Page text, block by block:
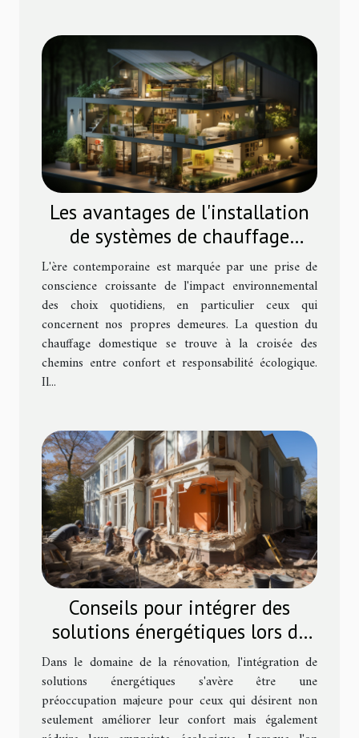
Les avantages de l'installation
de systèmes de chauffage
écologiques dans les
habitations modernes
L'ère contemporaine est marquée par une prise de
conscience croissante de l'impact environnemental
des choix quotidiens, en particulier ceux qui
concernent nos propres demeures. La question du
chauffage domestique se trouve à la croisée des
chemins entre confort et responsabilité écologique.
Il...
Conseils pour intégrer des
solutions énergétiques lors de
la rénovation de maisons
fissurées
Dans le domaine de la rénovation, l'intégration de
solutions énergétiques s'avère être une
préoccupation majeure pour ceux qui désirent non
seulement améliorer leur confort mais également